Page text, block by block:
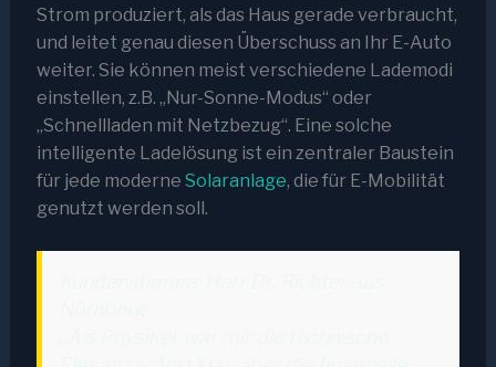
Strom produziert, als das Haus gerade verbraucht,
und leitet genau diesen Überschuss an Ihr E-Auto
weiter. Sie können meist verschiedene Lademodi
einstellen, z.B. „Nur-Sonne-Modus“ oder
„Schnellladen mit Netzbezug“. Eine solche
intelligente Ladelösung ist ein zentraler Baustein
für jede moderne Solaranlage, die für E-Mobilität
genutzt werden soll.